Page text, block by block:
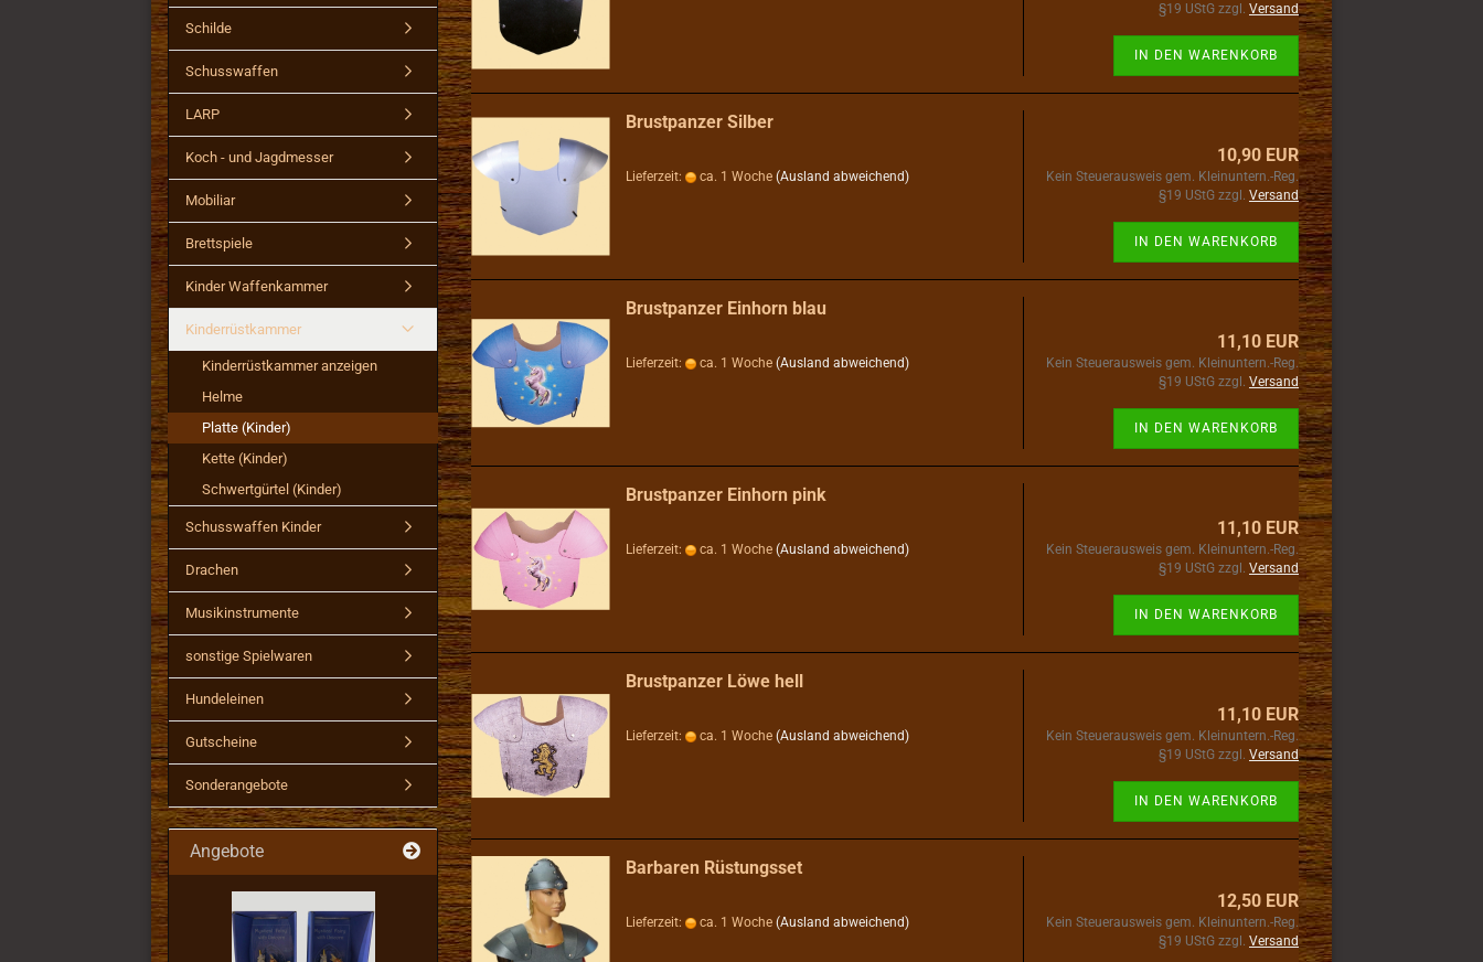
§19 UStG zzgl. Versand
IN DEN WARENKORB
Brustpanzer Silber
Lieferzeit: ca. 1 Woche (Ausland abweichend)
10,90 EUR
Kein Steuerausweis gem. Kleinuntern.-Reg.
§19 UStG zzgl. Versand
IN DEN WARENKORB
Brustpanzer Einhorn blau
Lieferzeit: ca. 1 Woche (Ausland abweichend)
11,10 EUR
Kein Steuerausweis gem. Kleinuntern.-Reg.
§19 UStG zzgl. Versand
IN DEN WARENKORB
Brustpanzer Einhorn pink
Lieferzeit: ca. 1 Woche (Ausland abweichend)
11,10 EUR
Kein Steuerausweis gem. Kleinuntern.-Reg.
§19 UStG zzgl. Versand
IN DEN WARENKORB
Brustpanzer Löwe hell
Lieferzeit: ca. 1 Woche (Ausland abweichend)
11,10 EUR
Kein Steuerausweis gem. Kleinuntern.-Reg.
§19 UStG zzgl. Versand
IN DEN WARENKORB
Barbaren Rüstungsset
Lieferzeit: ca. 1 Woche (Ausland abweichend)
12,50 EUR
Kein Steuerausweis gem. Kleinuntern.-Reg.
§19 UStG zzgl. Versand
Schilde
Schusswaffen
LARP
Koch - und Jagdmesser
Mobiliar
Brettspiele
Kinder Waffenkammer
Kinderrüstkammer
Kinderrüstkammer anzeigen
Helme
Platte (Kinder)
Kette (Kinder)
Schwertgürtel (Kinder)
Schusswaffen Kinder
Drachen
Musikinstrumente
sonstige Spielwaren
Hundeleinen
Gutscheine
Sonderangebote
Angebote